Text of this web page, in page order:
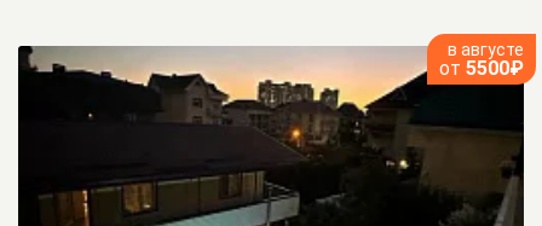
в августе
от 5500₽